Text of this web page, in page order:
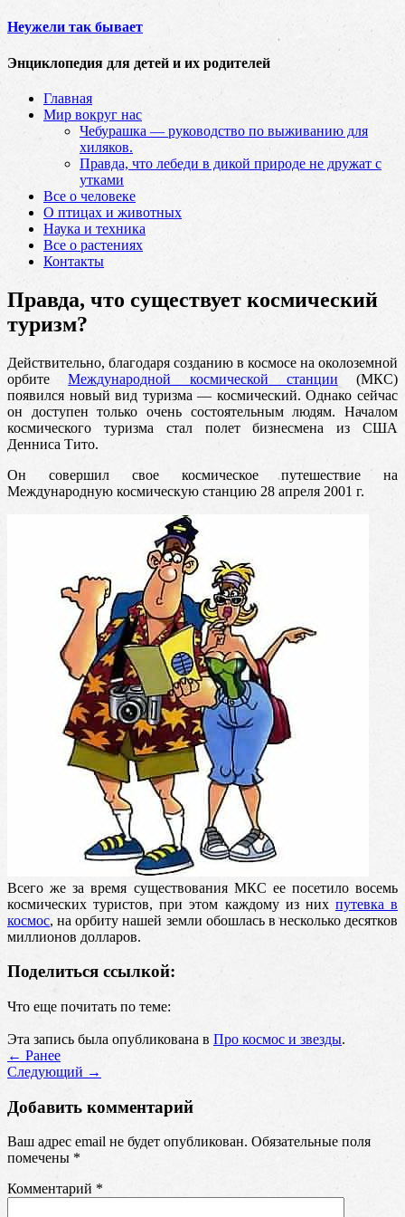
Неужели так бывает
Энциклопедия для детей и их родителей
Главная
Мир вокруг нас
Чебурашка — руководство по выживанию для
хиляков.
Правда, что лебеди в дикой природе не дружат с
утками
Все о человеке
О птицах и животных
Наука и техника
Все о растениях
Контакты
Правда, что существует космический
туризм?
Действительно, благодаря созданию в космосе на околоземной
орбитеМеждународной космической станции (МКС)
появился новый вид туризма — космический. Однако сейчас
он доступен только очень состоятельным людям. Началом
космического туризма стал полет бизнесмена из США
Денниса Тито.
Он совершил свое космическое путешествие на
Международную космическую станцию 28 апреля 2001 г.
Всего же за время существования МКС ее посетило восемь
космических туристов, при этом каждому из них путевка в
космос, на орбиту нашей земли обошлась в несколько десятков
миллионов долларов.
Поделиться ссылкой:
Что еще почитать по теме:
Эта запись была опубликована в Про космос и звезды.
← Ранее
Cледующий →
Добавить комментарий
Ваш адрес email не будет опубликован. Обязательные поля
помечены *
Комментарий *